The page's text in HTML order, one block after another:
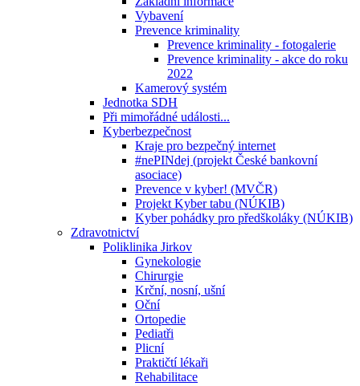
Vybavení
Prevence kriminality
Prevence kriminality - fotogalerie
Prevence kriminality - akce do roku
2022
Kamerový systém
Jednotka SDH
Při mimořádné události...
Kyberbezpečnost
Kraje pro bezpečný internet
#nePINdej (projekt České bankovní
asociace)
Prevence v kyber! (MVČR)
Projekt Kyber tabu (NÚKIB)
Kyber pohádky pro předškoláky (NÚKIB)
Zdravotnictví
Poliklinika Jirkov
Gynekologie
Chirurgie
Krční, nosní, ušní
Oční
Ortopedie
Pediatři
Plicní
Praktičtí lékaři
Rehabilitace